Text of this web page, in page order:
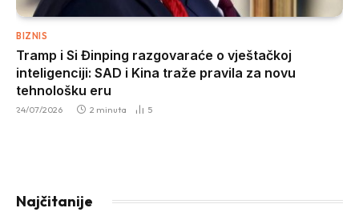
BIZNIS
Tramp i Si Đinping razgovaraće o vještačkoj
inteligenciji: SAD i Kina traže pravila za novu
tehnološku eru
24/07/2026 2 minuta 5
Najčitanije